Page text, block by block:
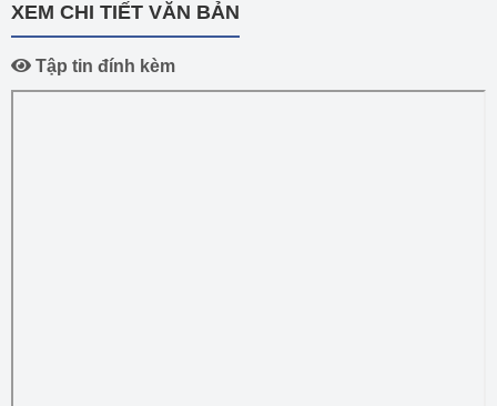
XEM CHI TIẾT VĂN BẢN
Tập tin đính kèm